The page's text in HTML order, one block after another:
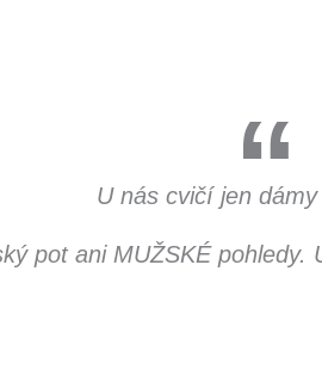
U nás cvičí jen dámy
pot ani MUŽSKÉ pohledy.